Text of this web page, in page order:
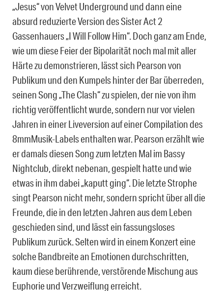
„Jesus“ von Velvet Underground und dann eine
absurd reduzierte Version des Sister Act 2
Gassenhauers „I Will Follow Him“. Doch ganz am Ende,
wie um diese Feier der Bipolarität noch mal mit aller
Härte zu demonstrieren, lässt sich Pearson von
Publikum und den Kumpels hinter der Bar überreden,
seinen Song „The Clash“ zu spielen, der nie von ihm
richtig veröffentlicht wurde, sondern nur vor vielen
Jahren in einer Liveversion auf einer Compilation des
8mmMusik-Labels enthalten war. Pearson erzählt wie
er damals diesen Song zum letzten Mal im Bassy
Nightclub, direkt nebenan, gespielt hatte und wie
etwas in ihm dabei „kaputt ging“. Die letzte Strophe
singt Pearson nicht mehr, sondern spricht über all die
Freunde, die in den letzten Jahren aus dem Leben
geschieden sind, und lässt ein fassungsloses
Publikum zurück. Selten wird in einem Konzert eine
solche Bandbreite an Emotionen durchschritten,
kaum diese berührende, verstörende Mischung aus
Euphorie und Verzweiflung erreicht.